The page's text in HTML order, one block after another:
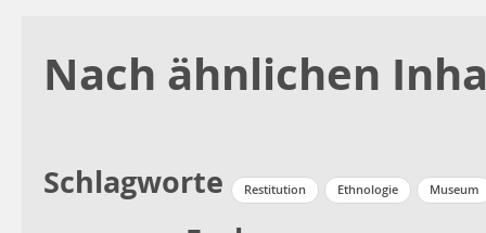
Nach ähnlichen
Schlagworte Restitution Ethnologie Museum